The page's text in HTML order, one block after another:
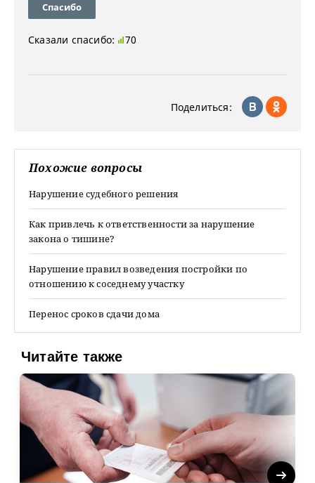
Спасибо
Сказали спасибо: 70
Поделиться:
Похожие вопросы
Нарушение судебного решения
Как привлечь к ответственности за нарушение
закона о тишине?
Нарушение правил возведения постройки по
отношению к соседнему участку
Перенос сроков сдачи дома
Читайте также
Next